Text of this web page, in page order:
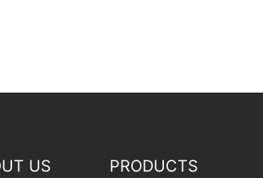
US PRODUCTS